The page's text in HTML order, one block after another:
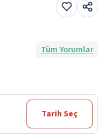
Tüm Yorumlar
Tarih Seç